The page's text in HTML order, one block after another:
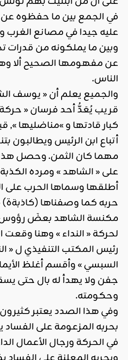
في الجمع بين ما حفظوه
عليه جيدا في مصانع الغرب
وبين ما يملكونه من قدرات
عن مفهومها الصحيح ألا
الناس.
والجميع يعلم أن « يوسف
قريب يُعَدُّ أحد فرسان «
كبار قادتها و »مناضليها »,
أتباع ابن الرئيس ويطالبون
مهما كان الثمن. وحصل هذا
على « الشاهد » ومرده
أطلقها وسماها الحرب على
حربه كما وصفناها
مكنسة الشاهد بعضَ رؤوس
لحركة « النداء » وهنا وقعت
رئيس المكتب التنفيذي ل «
السبسي » وأقسم أغلظ
جفن ولا يهدأ له بال حتى
وحكومته.
وفي هذا الصدد يعتبر
بحربه المزعومة على
في الحركة ورجال الأعمال